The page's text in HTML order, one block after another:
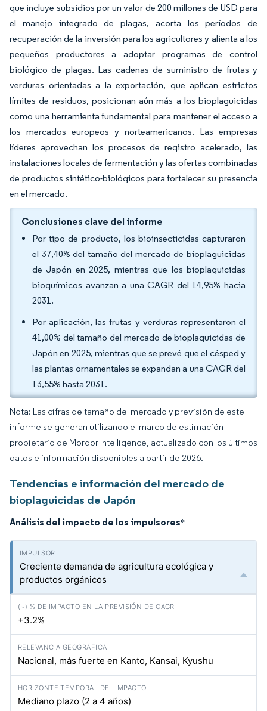
que incluye subsidios por un valor de 200 millones de USD para
el manejo integrado de plagas, acorta los períodos de
recuperación de la inversión para los agricultores y alienta a los
pequeños productores a adoptar programas de control
biológico de plagas. Las cadenas de suministro de frutas y
verduras orientadas a la exportación, que aplican estrictos
límites de residuos, posicionan aún más a los bioplaguicidas
como una herramienta fundamental para mantener el acceso a
los mercados europeos y norteamericanos. Las empresas
líderes aprovechan los procesos de registro acelerado, las
instalaciones locales de fermentación y las ofertas combinadas
de productos sintético-biológicos para fortalecer su presencia
en el mercado.
Conclusiones clave del informe
Por tipo de producto, los bioinsecticidas capturaron
el 37,40% del tamaño del mercado de bioplaguicidas
de Japón en 2025, mientras que los bioplaguicidas
bioquímicos avanzan a una CAGR del 14,95% hacia
2031.
Por aplicación, las frutas y verduras representaron el
41,00% del tamaño del mercado de bioplaguicidas de
Japón en 2025, mientras que se prevé que el césped y
las plantas ornamentales se expandan a una CAGR del
13,55% hasta 2031.
Nota: Las cifras de tamaño del mercado y previsión de este
informe se generan utilizando el marco de estimación
propietario de Mordor Intelligence, actualizado con los últimos
datos e información disponibles a partir de 2026.
Tendencias e información del mercado de
bioplaguicidas de Japón
Análisis del impacto de los impulsores*
Creciente demanda de agricultura ecológica y
productos orgánicos
+3.2%
Nacional, más fuerte en Kanto, Kansai, Kyushu
Mediano plazo (2 a 4 años)